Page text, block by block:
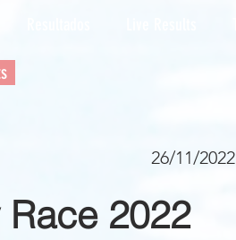
26/11/2022
2022